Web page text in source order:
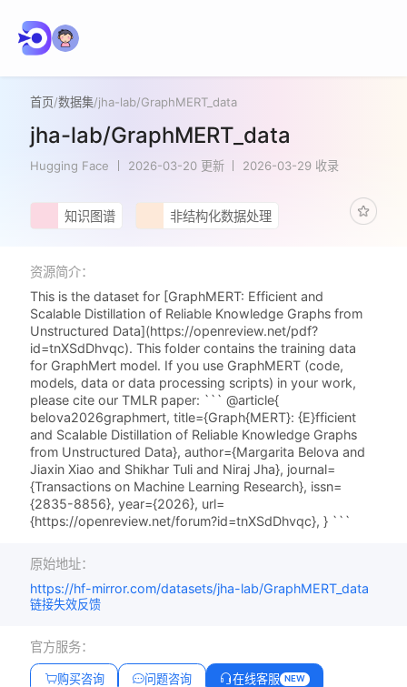
首页/数据集/jha-lab/GraphMERT_data
jha-lab/GraphMERT_data
Hugging Face 2026-03-20 更新 2026-03-29 收录
知识图谱 非结构化数据处理
资源简介：
This is the dataset for [GraphMERT: Efficient and
Scalable Distillation of Reliable Knowledge Graphs from
Unstructured Data](https://openreview.net/pdf?
id=tnXSdDhvqc). This folder contains the training data
for GraphMert model. If you use GraphMERT (code,
models, data or data processing scripts) in your work,
please cite our TMLR paper: ``` @article{
belova2026graphmert, title={Graph{MERT}: {E}fficient
and Scalable Distillation of Reliable Knowledge Graphs
from Unstructured Data}, author={Margarita Belova and
Jiaxin Xiao and Shikhar Tuli and Niraj Jha}, journal=
{Transactions on Machine Learning Research}, issn=
{2835-8856}, year={2026}, url=
{https://openreview.net/forum?id=tnXSdDhvqc}, } ```
原始地址：
https://hf-mirror.com/datasets/jha-lab/GraphMERT_data
链接失效反馈
官方服务：
购买咨询 问题咨询 在线客服 NEW